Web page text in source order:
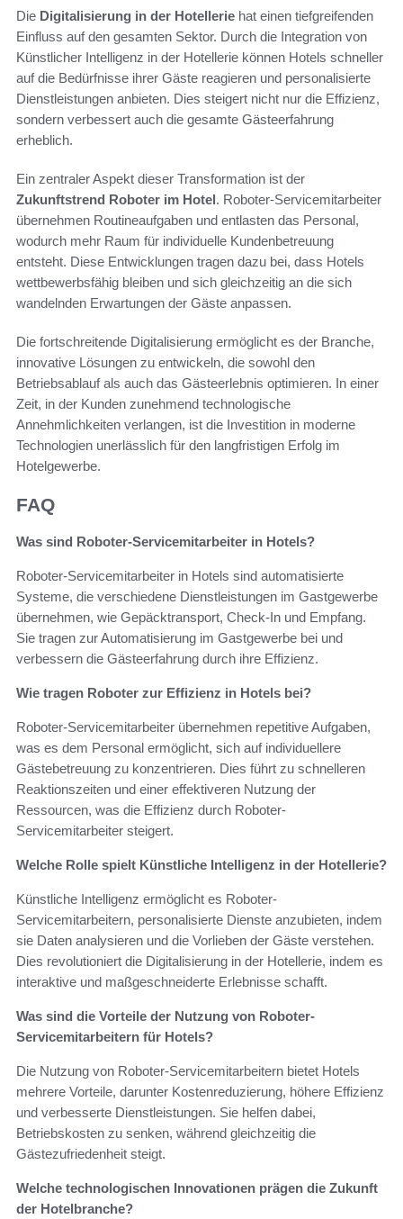
Die Digitalisierung in der Hotellerie hat einen tiefgreifenden
Einfluss auf den gesamten Sektor. Durch die Integration von
Künstlicher Intelligenz in der Hotellerie können Hotels schneller
auf die Bedürfnisse ihrer Gäste reagieren und personalisierte
Dienstleistungen anbieten. Dies steigert nicht nur die Effizienz,
sondern verbessert auch die gesamte Gästeerfahrung
erheblich.
Ein zentraler Aspekt dieser Transformation ist der
Zukunftstrend Roboter im Hotel. Roboter-Servicemitarbeiter
übernehmen Routineaufgaben und entlasten das Personal,
wodurch mehr Raum für individuelle Kundenbetreuung
entsteht. Diese Entwicklungen tragen dazu bei, dass Hotels
wettbewerbsfähig bleiben und sich gleichzeitig an die sich
wandelnden Erwartungen der Gäste anpassen.
Die fortschreitende Digitalisierung ermöglicht es der Branche,
innovative Lösungen zu entwickeln, die sowohl den
Betriebsablauf als auch das Gästeerlebnis optimieren. In einer
Zeit, in der Kunden zunehmend technologische
Annehmlichkeiten verlangen, ist die Investition in moderne
Technologien unerlässlich für den langfristigen Erfolg im
Hotelgewerbe.
FAQ
Was sind Roboter-Servicemitarbeiter in Hotels?
Roboter-Servicemitarbeiter in Hotels sind automatisierte
Systeme, die verschiedene Dienstleistungen im Gastgewerbe
übernehmen, wie Gepäcktransport, Check-In und Empfang.
Sie tragen zur Automatisierung im Gastgewerbe bei und
verbessern die Gästeerfahrung durch ihre Effizienz.
Wie tragen Roboter zur Effizienz in Hotels bei?
Roboter-Servicemitarbeiter übernehmen repetitive Aufgaben,
was es dem Personal ermöglicht, sich auf individuellere
Gästebetreuung zu konzentrieren. Dies führt zu schnelleren
Reaktionszeiten und einer effektiveren Nutzung der
Ressourcen, was die Effizienz durch Roboter-
Servicemitarbeiter steigert.
Welche Rolle spielt Künstliche Intelligenz in der Hotellerie?
Künstliche Intelligenz ermöglicht es Roboter-
Servicemitarbeitern, personalisierte Dienste anzubieten, indem
sie Daten analysieren und die Vorlieben der Gäste verstehen.
Dies revolutioniert die Digitalisierung in der Hotellerie, indem es
interaktive und maßgeschneiderte Erlebnisse schafft.
Was sind die Vorteile der Nutzung von Roboter-
Servicemitarbeitern für Hotels?
Die Nutzung von Roboter-Servicemitarbeitern bietet Hotels
mehrere Vorteile, darunter Kostenreduzierung, höhere Effizienz
und verbesserte Dienstleistungen. Sie helfen dabei,
Betriebskosten zu senken, während gleichzeitig die
Gästezufriedenheit steigt.
Welche technologischen Innovationen prägen die Zukunft
der Hotelbranche?